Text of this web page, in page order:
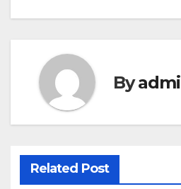
By
Related Post